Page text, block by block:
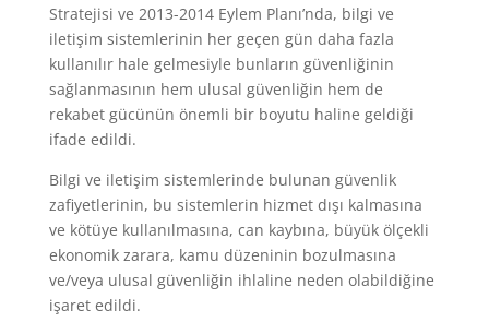
Stratejisi ve 2013-2014 Eylem Planı’nda, bilgi ve
iletişim sistemlerinin her geçen gün daha fazla
kullanılır hale gelmesiyle bunların güvenliğinin
sağlanmasının hem ulusal güvenliğin hem de
rekabet gücünün önemli bir boyutu haline geldiği
ifade edildi.
Bilgi ve iletişim sistemlerinde bulunan güvenlik
zafiyetlerinin, bu sistemlerin hizmet dışı kalmasına
ve kötüye kullanılmasına, can kaybına, büyük ölçekli
ekonomik zarara, kamu düzeninin bozulmasına
ve/veya ulusal güvenliğin ihlaline neden olabildiğine
işaret edildi.